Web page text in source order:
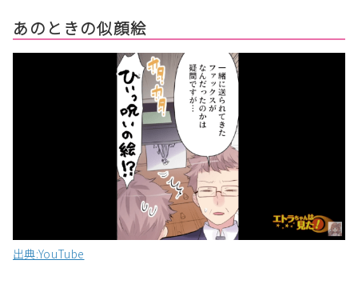
あのときの似顔絵
出典:YouTube